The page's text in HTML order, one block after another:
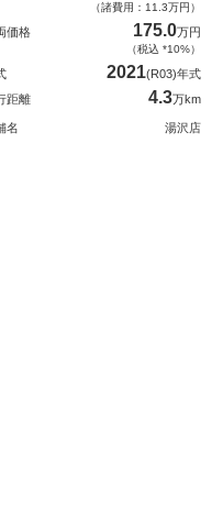
（諸費用：11.3万円）
価格 175.0万円
（税込 *10%）
2021(R03)年式
距離
4.3万km
名 湯沢店